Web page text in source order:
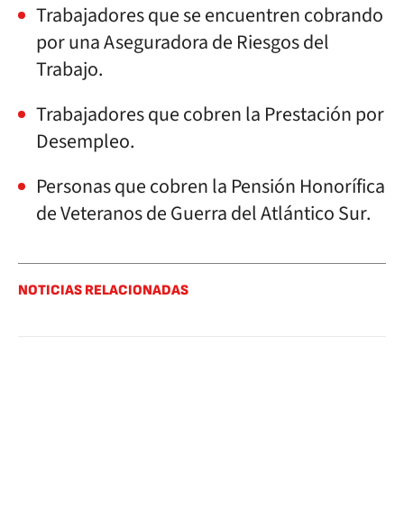
Trabajadores que se encuentren cobrando
por una Aseguradora de Riesgos del
Trabajo.
Trabajadores que cobren la Prestación por
Desempleo.
Personas que cobren la Pensión Honorífica
de Veteranos de Guerra del Atlántico Sur.
NOTICIAS RELACIONADAS